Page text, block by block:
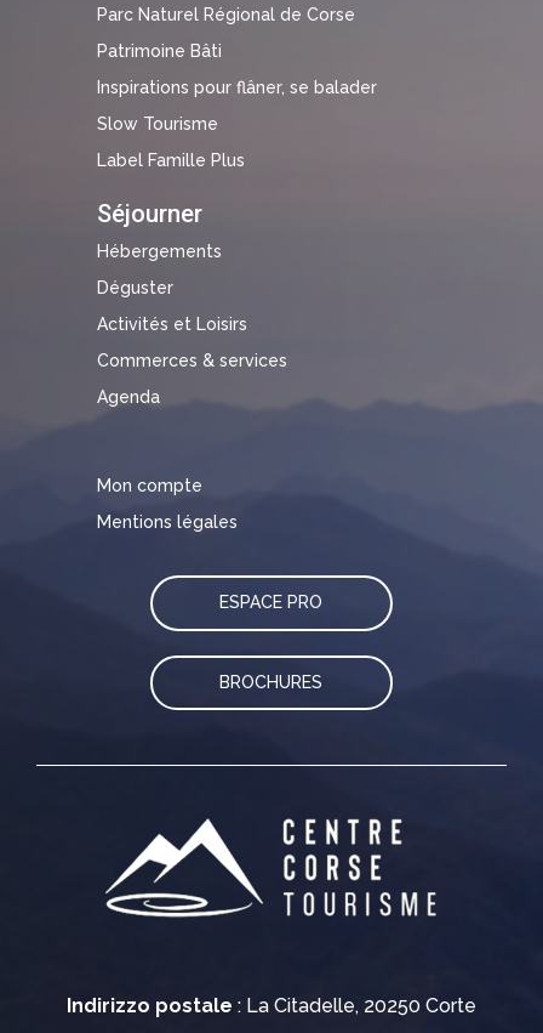
Indirizzo postale : La Citadelle, 20250 Corte
Parc Naturel Régional de Corse
Patrimoine Bâti
Inspirations pour flâner, se balader
Slow Tourisme
Label Famille Plus
Séjourner
Hébergements
Déguster
Activités et Loisirs
Commerces & services
Agenda
Mon compte
Mentions légales
ESPACE PRO
BROCHURES